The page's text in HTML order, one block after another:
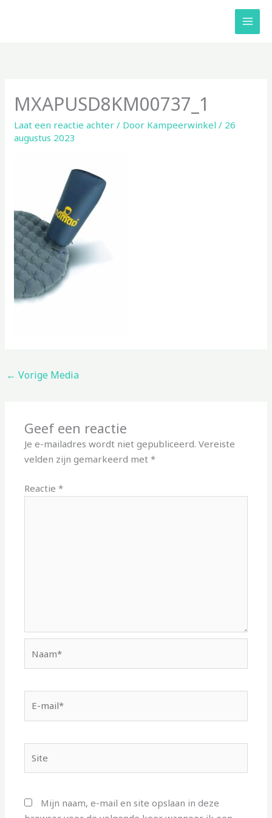
MXAPUSD8KM00737_1
Laat een reactie achter / Door Kampeerwinkel/ 26
augustus 2023
← Vorige Media
Geef een reactie
Je e-mailadres wordt niet gepubliceerd. Vereiste
velden zijn gemarkeerd met*
Reactie*
mail*
Mijn naam, e-mail en site opslaan in deze